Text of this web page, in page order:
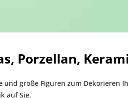
Porzellan,
und große Figuren zum Dekorieren
auf Sie.